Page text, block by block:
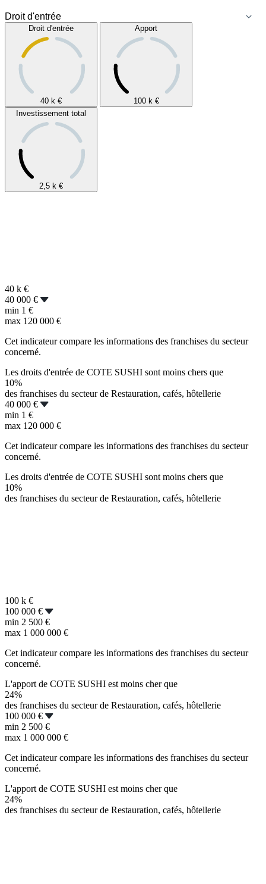
Droit d'entrée
40 k €
Apport
100 k €
Investissement total
2,5 k €
40 k €
40 000 €
min 1 €
max 120 000 €
Cet indicateur compare les informations des franchises du secteur
concerné.
Les droits d'entrée de COTE SUSHI sont moins chers que
10%
des franchises du secteur de Restauration, cafés, hôtellerie
40 000 €
min 1 €
max 120 000 €
Cet indicateur compare les informations des franchises du secteur
concerné.
Les droits d'entrée de COTE SUSHI sont moins chers que
10%
des franchises du secteur de Restauration, cafés, hôtellerie
100 k €
100 000 €
min 2 500 €
max 1 000 000 €
Cet indicateur compare les informations des franchises du secteur
concerné.
L'apport de COTE SUSHI est moins cher que
24%
des franchises du secteur de Restauration, cafés, hôtellerie
100 000 €
min 2 500 €
max 1 000 000 €
Cet indicateur compare les informations des franchises du secteur
concerné.
L'apport de COTE SUSHI est moins cher que
24%
des franchises du secteur de Restauration, cafés, hôtellerie